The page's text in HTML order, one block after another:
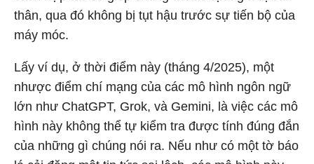
thân, qua đó không bị tụt hậu trước sự tiến bộ của
máy móc.
Lấy ví dụ, ở thời điểm này (tháng 4/2025), một
nhược điểm chí mạng của các mô hình ngôn ngữ
lớn như ChatGPT, Grok, và Gemini, là việc các mô
hình này không thể tự kiểm tra được tính đúng đắn
của những gì chúng nói ra. Nếu như có một tờ báo